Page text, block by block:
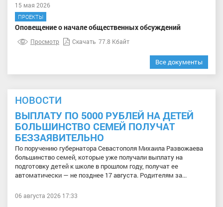
15 мая 2026
ПРОЕКТЫ
Оповещение о начале общественных обсуждений
Просмотр Скачать 77.8 Кбайт
Все документы
НОВОСТИ
ВЫПЛАТУ ПО 5000 РУБЛЕЙ НА ДЕТЕЙ
БОЛЬШИНСТВО СЕМЕЙ ПОЛУЧАТ
БЕЗЗАЯВИТЕЛЬНО
По поручению губернатора Севастополя Михаила Развожаева
большинство семей, которые уже получали выплату на
подготовку детей к школе в прошлом году, получат ее
автоматически — не позднее 17 августа. Родителям за...
06 августа 2026 17:33